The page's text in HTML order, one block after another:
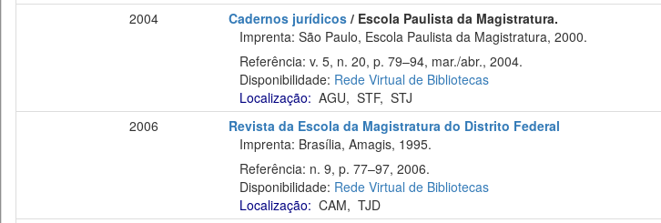
2004
Cadernos jurídicos / Escola Paulista da Magistratura.
Imprenta: São Paulo, Escola Paulista da Magistratura, 2000.
Referência: v. 5, n. 20, p. 79–94, mar./abr., 2004.
Disponibilidade: Rede Virtual de Bibliotecas
Localização: AGU, STF, STJ
2006
Revista da Escola da Magistratura do Distrito Federal
Imprenta: Brasília, Amagis, 1995.
Referência: n. 9, p. 77–97, 2006.
Disponibilidade: Rede Virtual de Bibliotecas
Localização: CAM, TJD